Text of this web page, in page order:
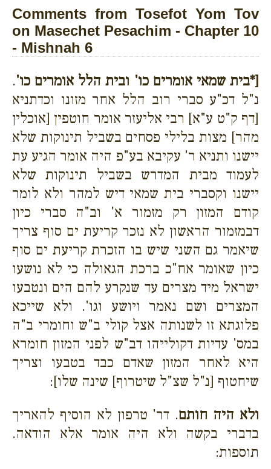
Comments from Tosefot Yom Tov
on Masechet Pesachim - Chapter 10
- Mishnah 6
[*בית שמאי אומרים כו' ובית הלל אומרים כו'.
נ"ל דכ"ע סברי רוב הלל אחר מזונו וכדתניא
[דף ק"ט ע"א] רבי אליעזר אומר חוטפין [אוכלין
מהר] מצות בלילי פסחים בשביל תינוקות שלא
יישנו ותניא ר' עקיבא בע"פ היה אומר הגיע עת
לעמוד מבית המדרש בשביל תינוקות שלא
יישנו וקסברי בית שמאי דיש למהר ולא לומר
קודם המזון רק מזמור א' וב"ה סברי כיון
דבמזמור הראשון לא נזכר קריעת ים סוף צריך
שיאמר גם השני שיש בו הזכרת קריעת ים סוף
כיון שאומר אח"כ ברכת הגאולה כי לא נושעו
ישראל מיד מצרים עד שנקרע להם הים ונטבעו
המצרים ושם נאמר ויושע וגו'. ולא שייכא
פלוגתא זו לשנותה אצל קולי ב"ש וחומרי ב"ה
במס' עדיות דקולייהו דב"ש לפני המזון חומרא
היא לאחר המזון שאדם כבד בטבעו וצריך
שיחטוף [נ"ל שצ"ל שיטרוף] שינה שלו]:
ולא היה חותם. דר' טרפון לא הוסיף להאריך
בדברי בקשה ולא היה אומר אלא הודאה.
תוספות: